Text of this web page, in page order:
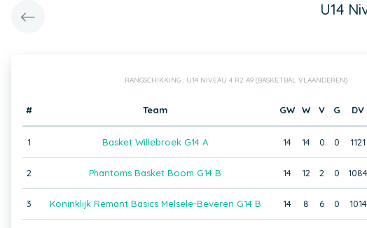
U14
RANGSCHIKKING : U14 NIVEAU 4 R2 A9 (BASKETBAL VLAANDEREN)
# Team GW W V G DV
1 Basket Willebroek G14 A 14 14 0 0 1121
2 Phantoms Basket Boom G14 B 14 12 2 0 1084
3 Koninklijk Remant Basics Melsele-Beveren G14 B 14 8 6 0 1014